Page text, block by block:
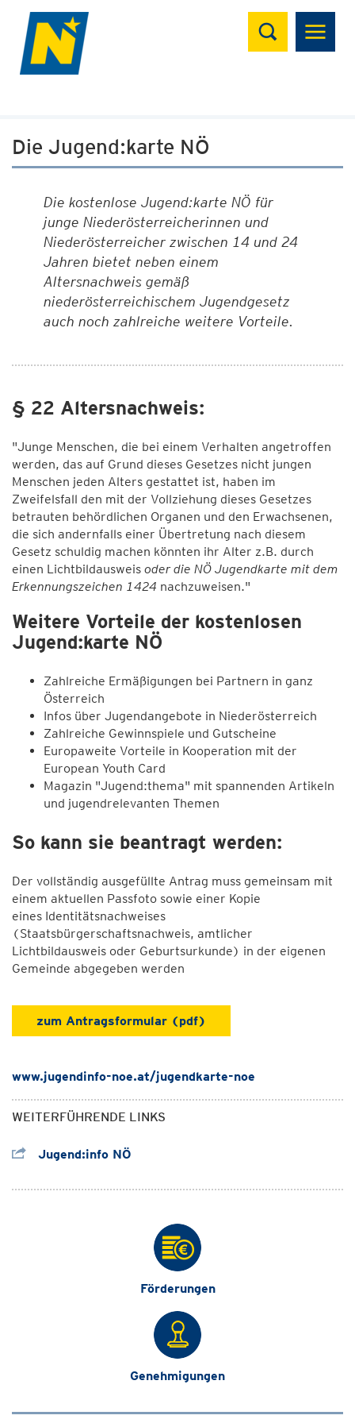
Suchen
Die Jugend:karte NÖ
Die kostenlose Jugend:karte NÖ für
junge Niederösterreicherinnen und
Niederösterreicher zwischen 14 und 24
Jahren bietet neben einem
Altersnachweis gemäß
niederösterreichischem Jugendgesetz
auch noch zahlreiche weitere Vorteile.
§ 22 Altersnachweis:
"Junge Menschen, die bei einem Verhalten angetroffen
werden, das auf Grund dieses Gesetzes nicht jungen
Menschen jeden Alters gestattet ist, haben im
Zweifelsfall den mit der Vollziehung dieses Gesetzes
betrauten behördlichen Organen und den Erwachsenen,
die sich andernfalls einer Übertretung nach diesem
Gesetz schuldig machen könnten ihr Alter z.B. durch
einen Lichtbildausweis oder die NÖ Jugendkarte mit dem
Erkennungszeichen 1424 nachzuweisen."
Weitere Vorteile der kostenlosen
Jugend:karte NÖ
Zahlreiche Ermäßigungen bei Partnern in ganz
Österreich
Infos über Jugendangebote in Niederösterreich
Zahlreiche Gewinnspiele und Gutscheine
Europaweite Vorteile in Kooperation mit der
European Youth Card
Magazin "Jugend:thema" mit spannenden Artikeln
und jugendrelevanten Themen
So kann sie beantragt werden:
Der vollständig ausgefüllte Antrag muss gemeinsam mit
einem aktuellen Passfoto sowie einer Kopie
eines Identitätsnachweises
(Staatsbürgerschaftsnachweis, amtlicher
Lichtbildausweis oder Geburtsurkunde) in der eigenen
Gemeinde abgegeben werden
zum Antragsformular (pdf)
www.jugendinfo-noe.at/jugendkarte-noe
WEITERFÜHRENDE LINKS
Jugend:info NÖ
Förderungen
Genehmigungen